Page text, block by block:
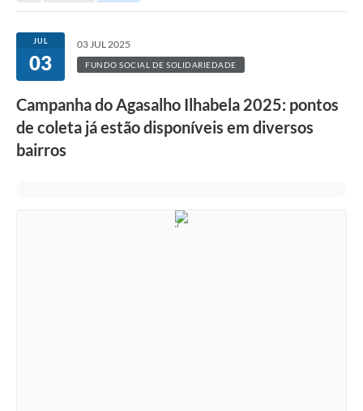
JUL
03
03 JUL 2025
FUNDO SOCIAL DE SOLIDARIEDADE
Campanha do Agasalho Ilhabela 2025: pontos
de coleta já estão disponíveis em diversos
bairros